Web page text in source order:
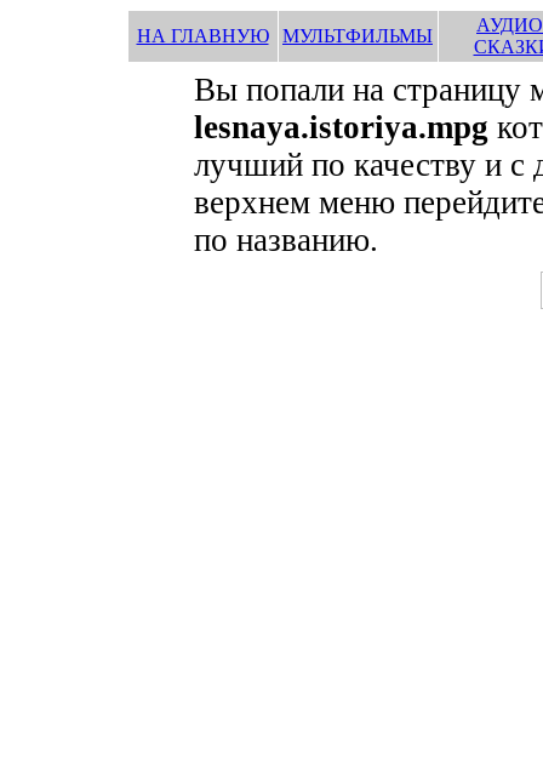
НА ГЛАВНУЮ МУЛЬТФИЛЬМЫ
Вы попали на страницу
lesnaya.istoriya.mpg
лучший по качеству и
верхнем меню
по названию.